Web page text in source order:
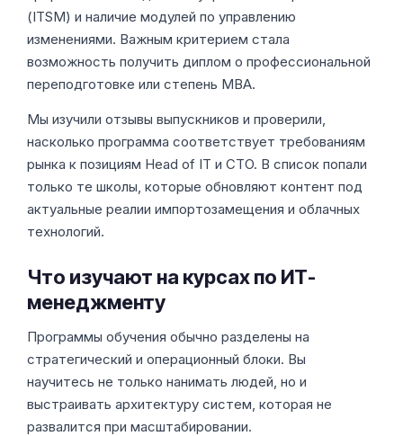
(ITSM) и наличие модулей по управлению
изменениями. Важным критерием стала
возможность получить диплом о профессиональной
переподготовке или степень MBA.
Мы изучили отзывы выпускников и проверили,
насколько программа соответствует требованиям
рынка к позициям Head of IT и CTO. В список попали
только те школы, которые обновляют контент под
актуальные реалии импортозамещения и облачных
технологий.
Что изучают на курсах по ИТ-
менеджменту
Программы обучения обычно разделены на
стратегический и операционный блоки. Вы
научитесь не только нанимать людей, но и
выстраивать архитектуру систем, которая не
развалится при масштабировании.